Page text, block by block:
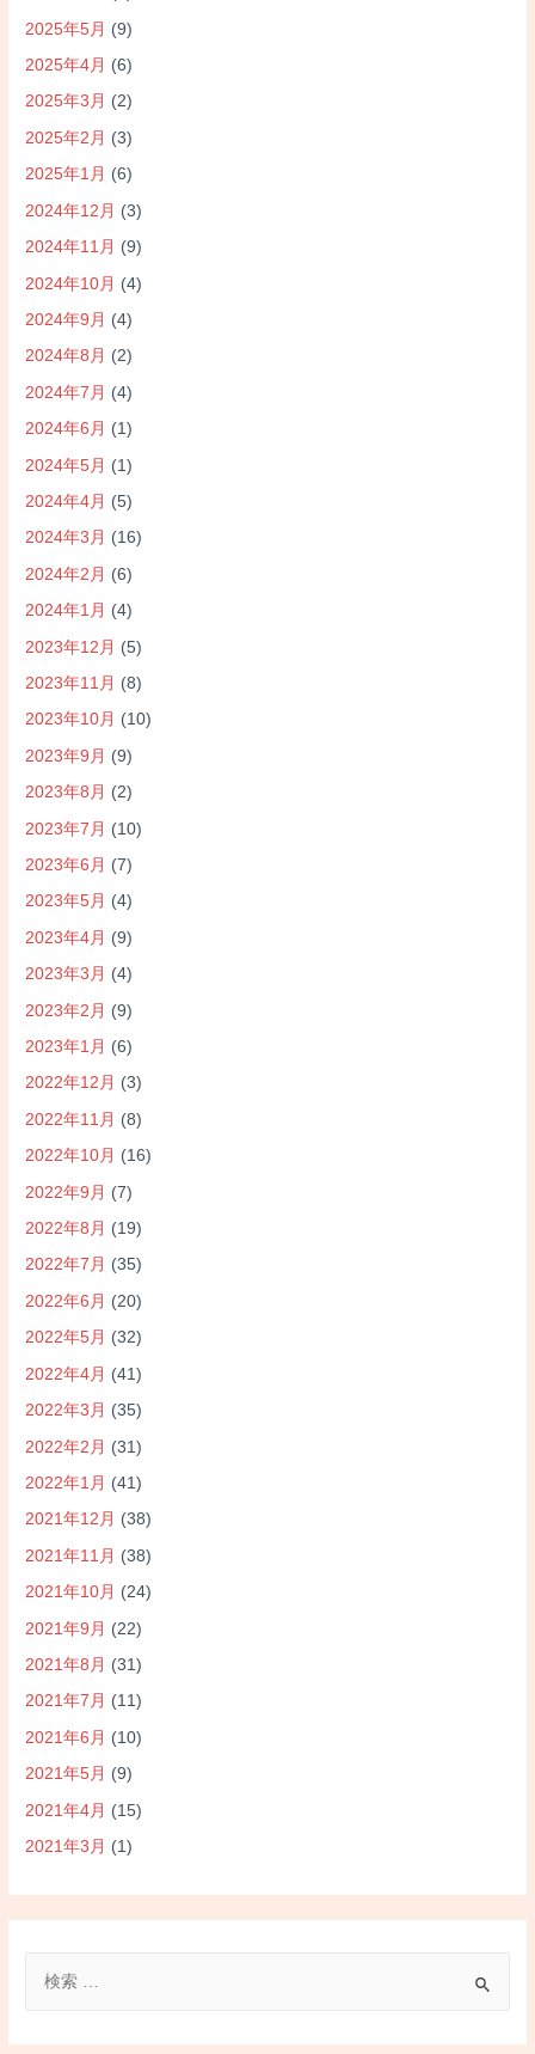
2025年5月 (9)
2025年4月 (6)
2025年3月 (2)
2025年2月 (3)
2025年1月 (6)
2024年12月 (3)
2024年11月 (9)
2024年10月 (4)
2024年9月 (4)
2024年8月 (2)
2024年7月 (4)
2024年6月 (1)
2024年5月 (1)
2024年4月 (5)
2024年3月 (16)
2024年2月 (6)
2024年1月 (4)
2023年12月 (5)
2023年11月 (8)
2023年10月 (10)
2023年9月 (9)
2023年8月 (2)
2023年7月 (10)
2023年6月 (7)
2023年5月 (4)
2023年4月 (9)
2023年3月 (4)
2023年2月 (9)
2023年1月 (6)
2022年12月 (3)
2022年11月 (8)
2022年10月 (16)
2022年9月 (7)
2022年8月 (19)
2022年7月 (35)
2022年6月 (20)
2022年5月 (32)
2022年4月 (41)
2022年3月 (35)
2022年2月 (31)
2022年1月 (41)
2021年12月 (38)
2021年11月 (38)
2021年10月 (24)
2021年9月 (22)
2021年8月 (31)
2021年7月 (11)
2021年6月 (10)
2021年5月 (9)
2021年4月 (15)
2021年3月 (1)